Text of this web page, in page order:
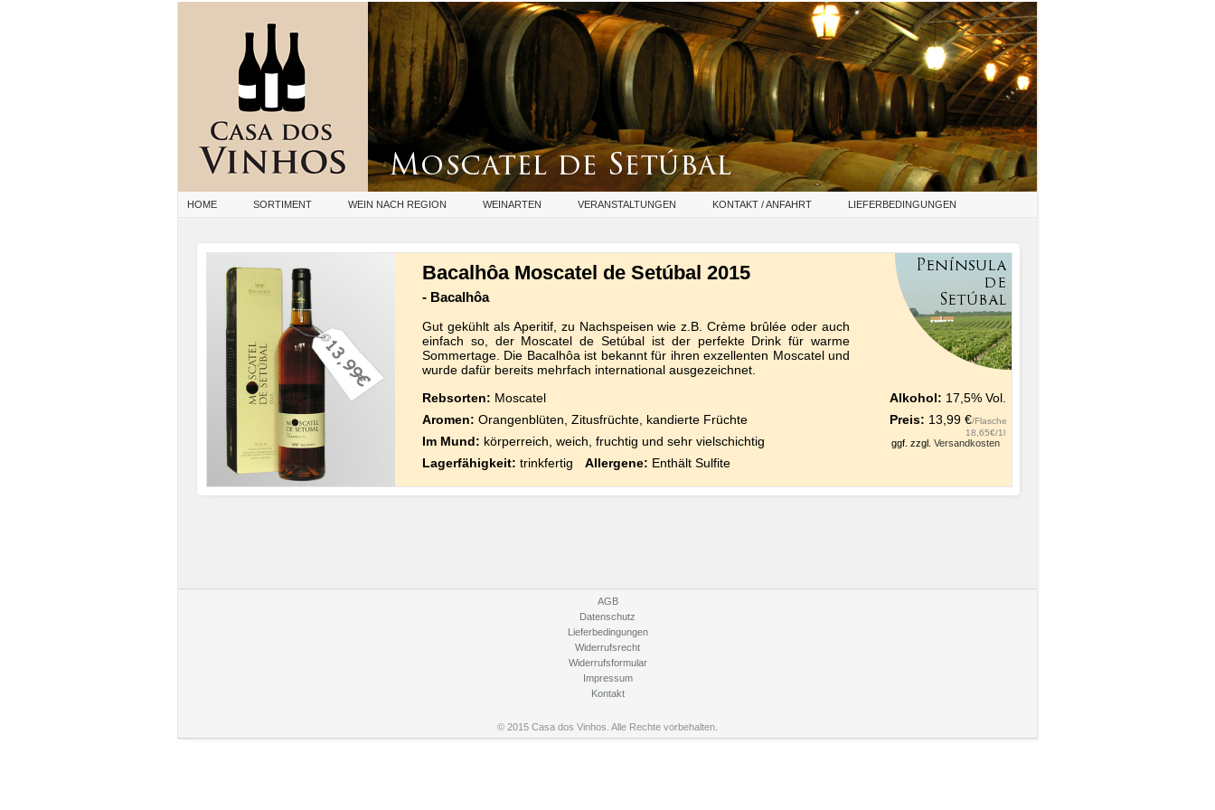
HOME SORTIMENT WEIN NACH REGION WEINARTEN VERANSTALTUNGEN KONTAKT / ANFAHRT LIEFERBEDINGUNGEN
Bacalhôa Moscatel de Setúbal 2015
- Bacalhôa
Gut gekühlt als Aperitif, zu Nachspeisen wie z.B. Crème brûlée oder auch
einfach so, der Moscatel de Setúbal ist der perfekte Drink für warme
Sommertage. Die Bacalhôa ist bekannt für ihren exzellenten Moscatel und
wurde dafür bereits mehrfach international ausgezeichnet.
Rebsorten: Moscatel
Aromen: Orangenblüten, Zitusfrüchte, kandierte Früchte
Im Mund: körperreich, weich, fruchtig und sehr vielschichtig
Alkohol: 17,5% Vol.
Lagerfähigkeit: trinkfertig Allergene: Enthält Sulfite
Preis: 13,99 €/Flasche
18,65€/1l
ggf. zzgl. Versandkosten
AGB
Datenschutz
Lieferbedingungen
Widerrufsrecht
Widerrufsformular
Impressum
Kontakt
© 2015 Casa dos Vinhos. Alle Rechte vorbehalten.